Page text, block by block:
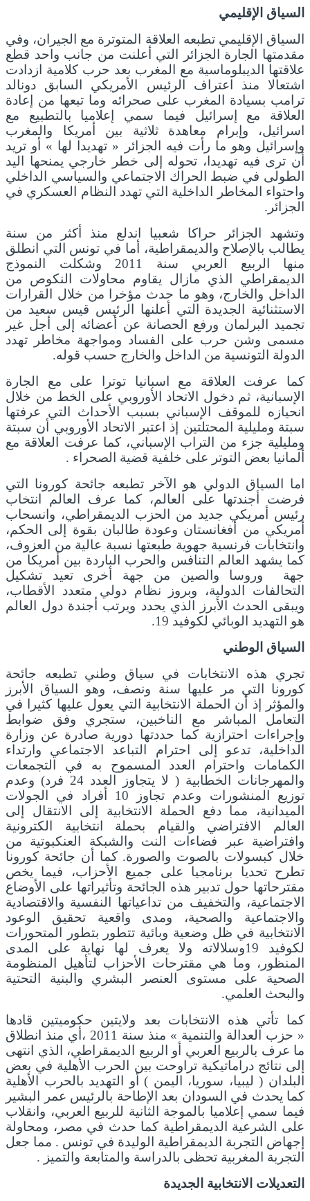
السياق الإقليمي
السياق الإقليمي تطبعه العلاقة المتوترة مع الجيران، وفي
مقدمتها الجارة الجزائر التي أعلنت من جانب واحد قطع
علاقتها الديبلوماسية مع المغرب بعد حرب كلامية ازدادت
اشتعالا منذ اعتراف الرئيس الأمريكي السابق دونالد
ترامب بسيادة المغرب على صحرائه وما تبعها من إعادة
العلاقة مع إسرائيل فيما سمي إعلاميا بالتطبيع مع
اسرائيل، وإبرام معاهدة ثلاثية بين أمريكا والمغرب
وإسرائيل وهو ما رأت فيه الجزائر « تهديدا لها » أو تريد
أن ترى فيه تهديدا، تحوله إلى خطر خارجي يمنحها اليد
الطولى في ضبط الحراك الاجتماعي والسياسي الداخلي
واحتواء المخاطر الداخلية التي تهدد النظام العسكري في
الجزائر.
وتشهد الجزائر حراكا شعبيا اندلع منذ أكثر من سنة
يطالب بالإصلاح والديمقراطية، أما في تونس التي انطلق
منها الربيع العربي سنة 2011 وشكلت النموذج
الديمقراطي الذي مازال يقاوم محاولات النكوص من
الداخل والخارج، وهو ما حدث مؤخرا من خلال القرارات
الاستثنائية الجديدة التي أعلنها الرئيس قيس سعيد من
تجميد البرلمان ورفع الحصانة عن أعضائه إلى أجل غير
مسمى وشن حرب على الفساد ومواجهة مخاطر تهدد
الدولة التونسية من الداخل والخارج حسب قوله.
كما عرفت العلاقة مع اسبانيا توترا على مع الجارة
الإسبانية، ثم دخول الاتحاد الأوروبي على الخط من خلال
انحيازه للموقف الإسباني بسبب الأحداث التي عرفتها
سبتة ومليلية المحتلتين إذ اعتبر الاتحاد الأوروبي أن سبتة
ومليلية جزء من التراب الإسباني، كما عرفت العلاقة مع
ألمانيا بعض التوتر على خلفية قضية الصحراء .
اما السياق الدولي هو الآخر تطبعه جائحة كورونا التي
فرضت أجندتها على العالم، كما عرف العالم انتخاب
رئيس أمريكي جديد من الحزب الديمقراطي، وانسحاب
أمريكي من أفغانستان وعودة طالبان بقوة إلى الحكم،
وانتخابات فرنسية جهوية طبعتها نسبة عالية من العزوف،
كما يشهد العالم التنافس والحرب الباردة بين أمريكا من
جهة وروسا والصين من جهة أخرى تعيد تشكيل
التحالفات الدولية، وبروز نظام دولي متعدد الأقطاب،
ويبقى الحدث الأبرز الذي يحدد ويرتب أجندة دول العالم
هو التهديد الوبائي لكوفيد 19.
السياق الوطني
تجري هذه الانتخابات في سياق وطني تطبعه جائحة
كورونا التي مر عليها سنة ونصف، وهو السياق الأبرز
والمؤثر إذ أن الحملة الانتخابية التي يعول عليها كثيرا في
التعامل المباشر مع الناخبين، ستجري وفق ضوابط
وإجراءات احترازية كما حددتها دورية صادرة عن وزارة
الداخلية، تدعو إلى احترام التباعد الاجتماعي وارتداء
الكمامات واحترام العدد المسموح به في التجمعات
والمهرجانات الخطابية ( لا يتجاوز العدد 24 فرد) وعدم
توزيع المنشورات وعدم تجاوز 10 أفراد في الجولات
الميدانية، مما دفع الحملة الانتخابية إلى الانتقال إلى
العالم الافتراضي والقيام بحملة انتخابية الكترونية
وافتراضية عبر فضاءات النت والشبكة العنكبوتية من
خلال كبسولات بالصوت والصورة. كما أن جائحة كورونا
تطرح تحديا برنامجيا على جميع الأحزاب، فيما يخص
مقترحاتها حول تدبير هذه الجائحة وتأثيراتها على الأوضاع
الاجتماعية، والتخفيف من تداعياتها النفسية والاقتصادية
والاجتماعية والصحية، ومدى واقعية تحقيق الوعود
الانتخابية في ظل وضعية وبائية تتطور بتطور المتحورات
لكوفيد 19وسلالاته ولا يعرف لها نهاية على المدى
المنظور، وما هي مقترحات الأحزاب لتأهيل المنظومة
الصحية على مستوى العنصر البشري والبنية التحتية
والبحث العلمي.
كما تأتي هذه الانتخابات بعد ولايتين حكوميتين قادها
« حزب العدالة والتنمية » منذ سنة 2011 ،أي منذ انطلاق
ما عرف بالربيع العربي أو الربيع الديمقراطي، الذي انتهى
إلى نتائج دراماتيكية تراوحت بين الحرب الأهلية في بعض
البلدان ( ليبيا، سوريا، اليمن ) أو التهديد بالحرب الأهلية
كما يحدث في السودان بعد الإطاحة بالرئيس عمر البشير
فيما سمي إعلاميا بالموجة الثانية للربيع العربي، وانقلاب
على الشرعية الديمقراطية كما حدث في مصر، ومحاولة
إجهاض التجربة الديمقراطية الوليدة في تونس . مما جعل
التجربة المغربية تحظى بالدراسة والمتابعة والتميز .
التعديلات الانتخابية الجديدة